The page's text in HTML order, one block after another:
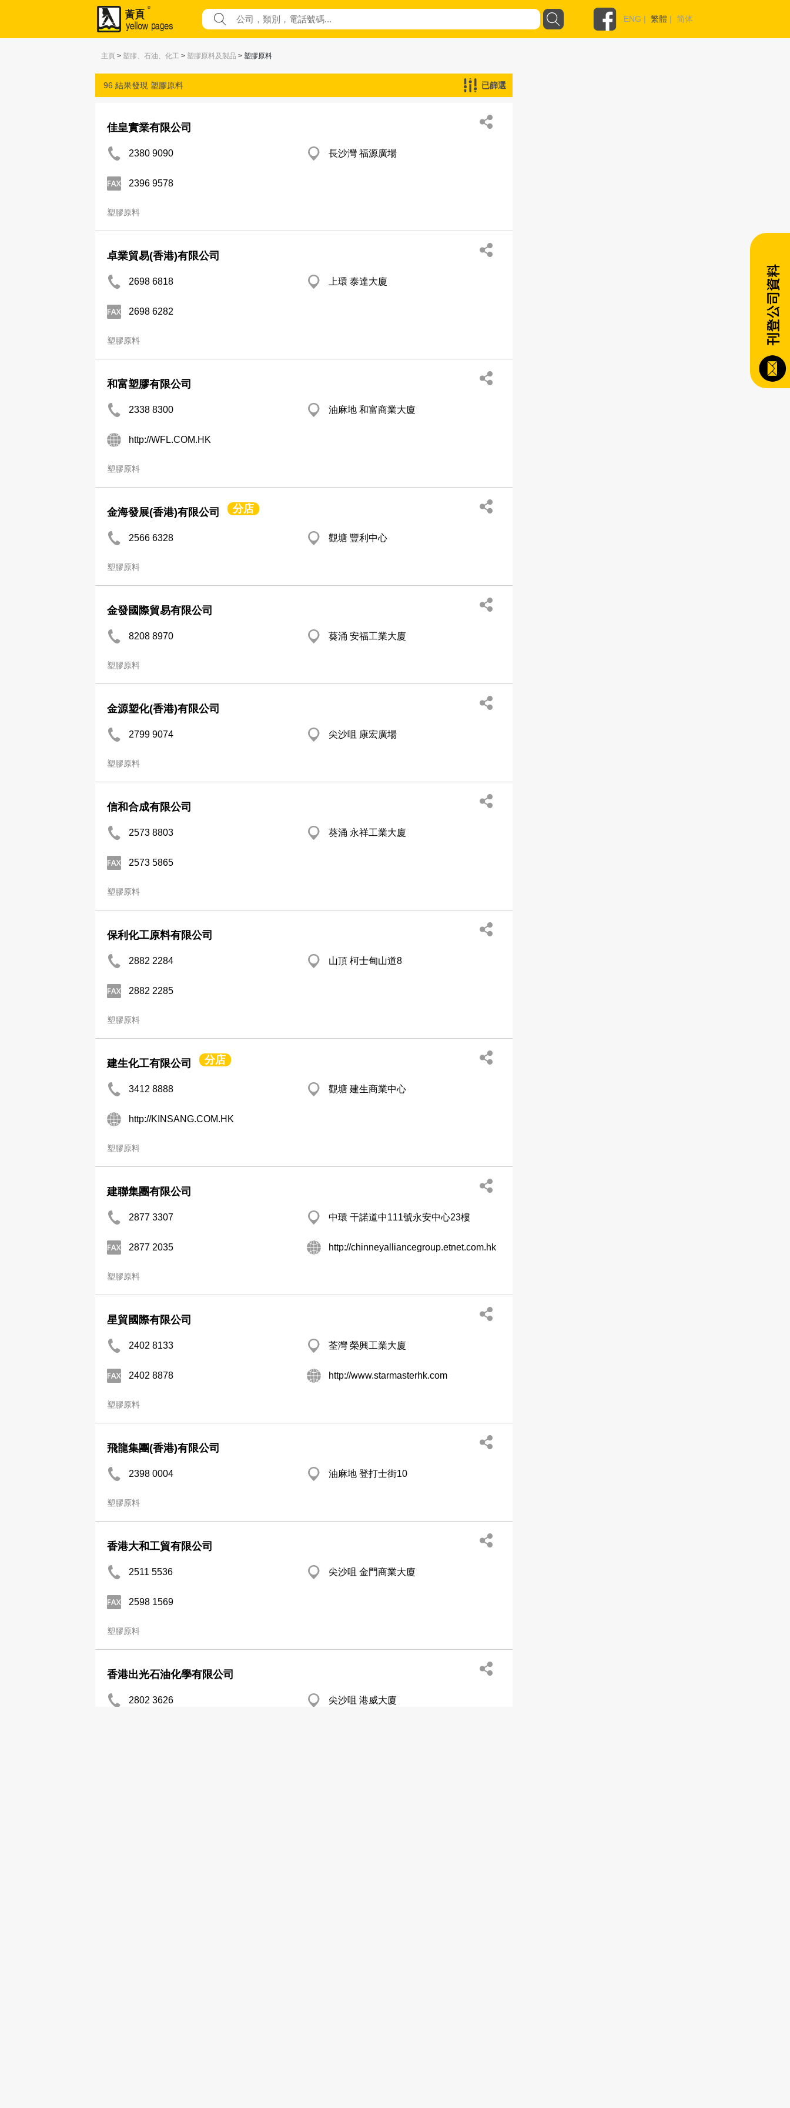
ENG | 繁體 | 简体
主頁 > 塑膠、石油、化工 > 塑膠原料及製品 > 塑膠原料
96 結果發現 塑膠原料 已篩選
佳皇實業有限公司
2380 9090 長沙灣 福源廣場
2396 9578
塑膠原料
卓業貿易(香港)有限公司
2698 6818 上環 泰達大廈
2698 6282
塑膠原料
和富塑膠有限公司
2338 8300 油麻地 和富商業大廈
http://WFL.COM.HK
塑膠原料
金海發展(香港)有限公司 分店
2566 6328 觀塘 豐利中心
塑膠原料
金發國際貿易有限公司
8208 8970 葵涌 安福工業大廈
塑膠原料
金源塑化(香港)有限公司
2799 9074 尖沙咀 康宏廣場
塑膠原料
信和合成有限公司
2573 8803 葵涌 永祥工業大廈
2573 5865
塑膠原料
保利化工原料有限公司
2882 2284 山頂 柯士甸山道8
2882 2285
塑膠原料
建生化工有限公司 分店
3412 8888 觀塘 建生商業中心
http://KINSANG.COM.HK
塑膠原料
建聯集團有限公司
2877 3307 中環 干諾道中111號永安中心23樓
2877 2035 http://chinneyalliancegroup.etnet.com.hk
塑膠原料
星貿國際有限公司
2402 8133 荃灣 榮興工業大廈
2402 8878 http://www.starmasterhk.com
塑膠原料
飛龍集團(香港)有限公司
2398 0004 油麻地 登打士街10
塑膠原料
香港大和工貿有限公司
2511 5536 尖沙咀 金門商業大廈
2598 1569
塑膠原料
香港出光石油化學有限公司
2802 3626 尖沙咀 港威大廈